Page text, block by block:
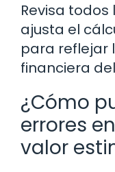
Revisa
ajusta el
para reflejar
financiera
¿Cómo
errores
valor